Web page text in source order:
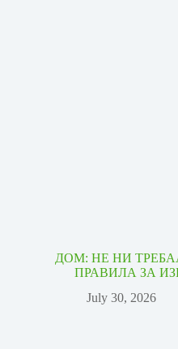
ДОМ: НЕ НИ
ПРАВИЛА ЗА
July 30, 2026